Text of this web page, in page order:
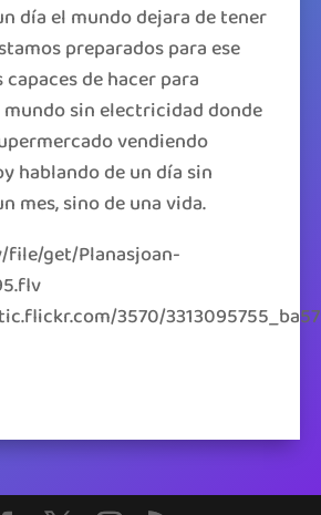
día el mundo dejara de tener
preparados para ese
capaces de hacer para
sin electricidad donde
vendiendo
hablando de un día sin
mes, sino de una vida.
get/Planasjoan-
3570/